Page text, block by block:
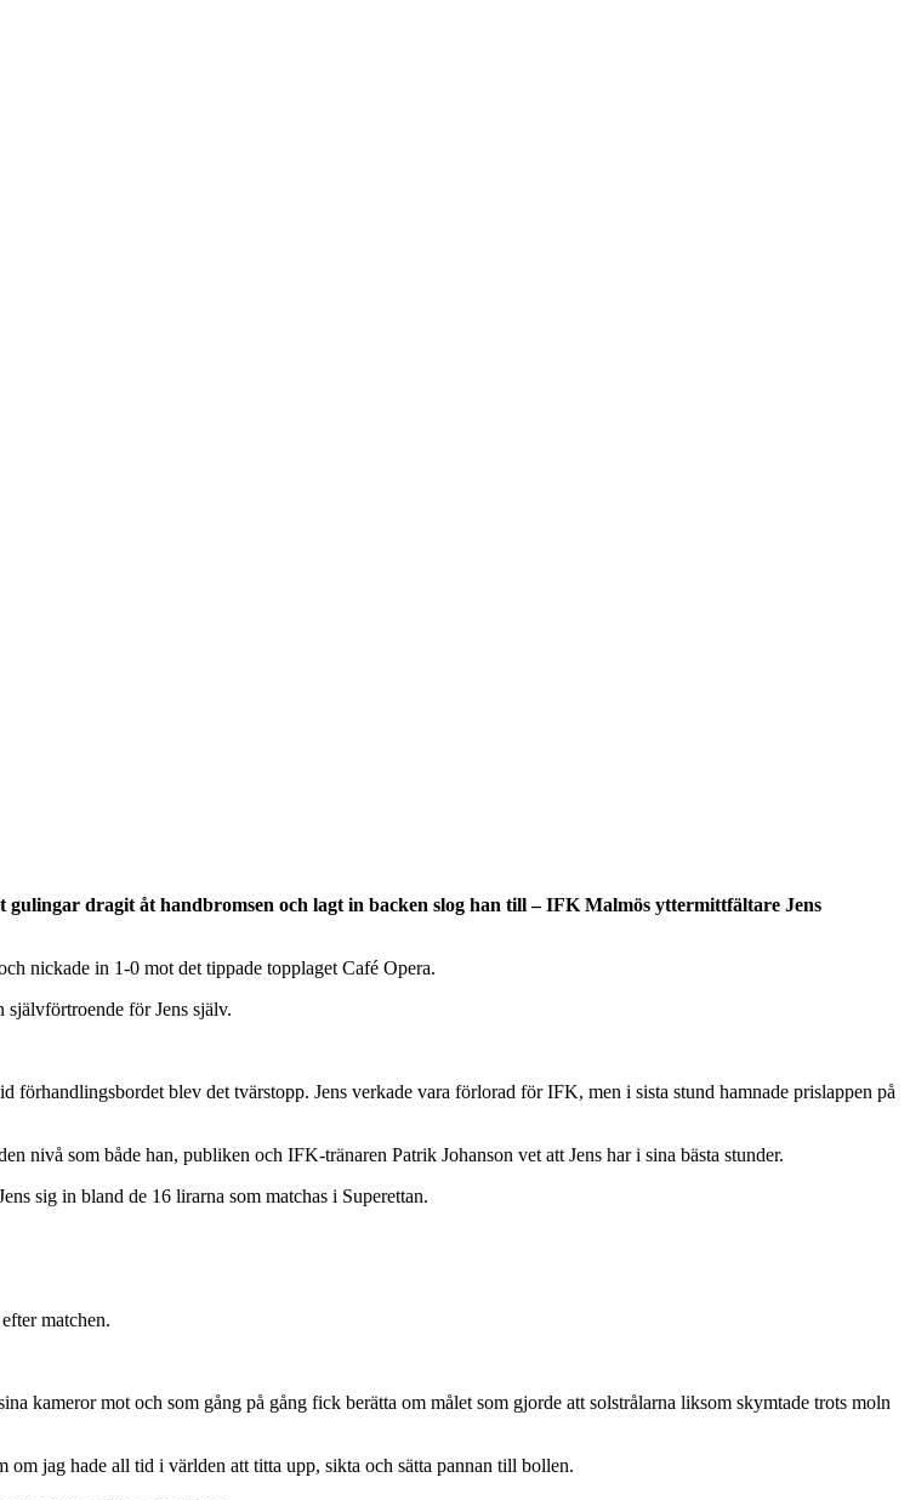
dragit åt handbromsen och lagt in backen slog han till – IFK Malmös yttermittfältare Jens
nickade in 1-0 mot det tippade topplaget Café Opera.
för Jens själv.
blev det tvärstopp. Jens verkade vara förlorad för IFK, men i sista stund hamnade prislappen på
nivå som både han, publiken och IFK-tränaren Patrik Johanson vet att Jens har i sina bästa stunder.
sig in bland de 16 lirarna som matchas i Superettan.
matchen.
kameror mot och som gång på gång fick berätta om målet som gjorde att solstrålarna liksom skymtade trots moln
jag hade all tid i världen att titta upp, sikta och sätta pannan till bollen.